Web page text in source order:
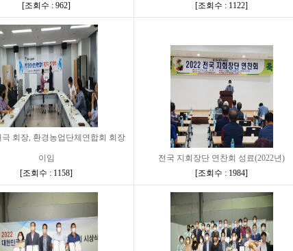
[조회수 : 962]
[조회수 : 1122]
회장, 환경농업단체연합회 회장
이임
[조회수 : 1158]
전국 지회장단 연찬회 성료(2022년)
[조회수 : 1984]